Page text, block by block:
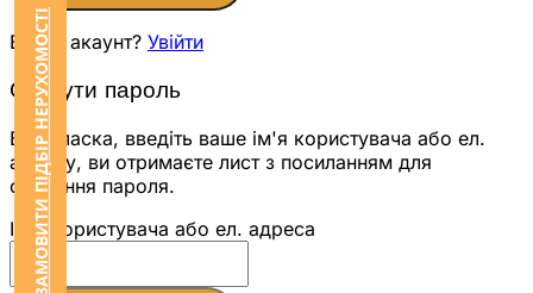
ЗАМОВИТИ ПІДБІР НЕРУХОМОСТІ
Вже є акаунт? Увійти
Скинути пароль
Будь ласка, введіть ваше ім'я користувача або ел.
адресу, ви отримаєте лист з посиланням для
скидання пароля.
Ім'я користувача або ел. адреса